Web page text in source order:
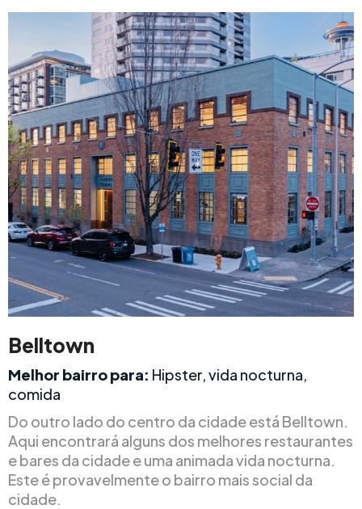
Belltown
Melhor bairro para: Hipster, vida nocturna,
comida
Do outro lado do centro da cidade está Belltown.
Aqui encontrará alguns dos melhores restaurantes
e bares da cidade e uma animada vida nocturna.
Este é provavelmente o bairro mais social da
cidade.